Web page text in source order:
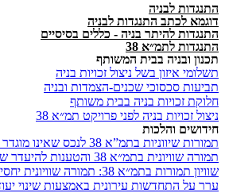
התנגדות לבניה
דוגמא לכתב התנגדות לבניה
התנגדות להיתר בניה - כללים בסיסיים
התנגדות לתמ״א 38
תכנון ובניה בבית המשותף
תשלומי איזון בשל ניצול זכויות בניה
תביעות סכסוכי שכנים-הצמדות ובניה
חלוקת זכויות בניה בבית משותף
ניצול זכויות בניה לפני פרויקט תמ״א 38
חידושים והלכות
תמורות שיווניות בתמ”א 38 לנכס שאינו מוגדר דירה אלא...
תמורה שוויונית בתמ״א 38 והטענות להיעדר שוויון
שוויון תמורות בתמ״א 38: תמורה שוויונית יחסית
ערר על התחדשות עירונית באמצעות שינוי